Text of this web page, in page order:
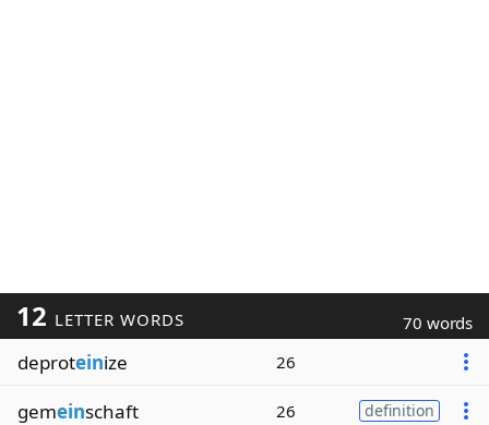
12 LETTER WORDS 70 words
deproteinize 26
gemeinschaft 26 definition